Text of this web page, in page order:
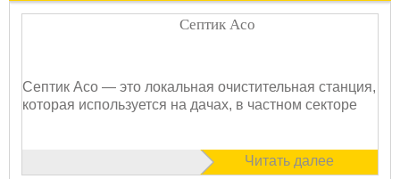
Септик Асо
Септик Асо — это локальная очистительная станция,
которая используется на дачах, в частном секторе
Читать далее